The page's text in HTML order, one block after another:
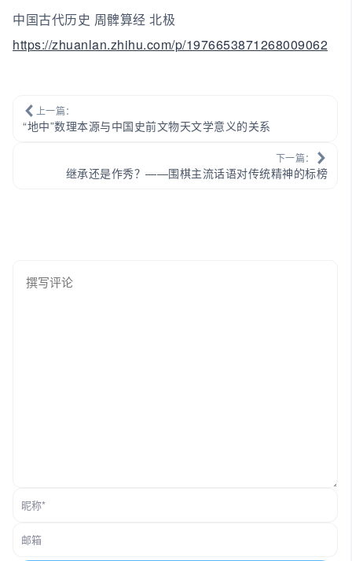
中国古代历史 周髀算经 北极
https://zhuanlan.zhihu.com/p/1976653871268009062
上一篇：
“地中”数理本源与中国史前文物天文学意义的关系
下一篇：
继承还是作秀？——围棋主流话语对传统精神的标榜